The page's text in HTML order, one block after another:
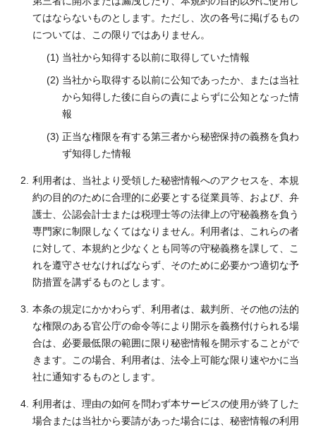
てはならないものとします。ただし、次の各号に掲げるもの
については、この限りではありません。
当社から知得する以前に取得していた情報
当社から取得する以前に公知であったか、または当社
から知得した後に自らの責によらずに公知となった情
報
正当な権限を有する第三者から秘密保持の義務を負わ
ず知得した情報
利用者は、当社より受領した秘密情報へのアクセスを、本規
約の目的のために合理的に必要とする従業員等、および、弁
護士、公認会計士または税理士等の法律上の守秘義務を負う
専門家に制限しなくてはなりません。利用者は、これらの者
に対して、本規約と少なくとも同等の守秘義務を課して、こ
れを遵守させなければならず、そのために必要かつ適切な予
防措置を講ずるものとします。
本条の規定にかかわらず、利用者は、裁判所、その他の法的
な権限のある官公庁の命令等により開示を義務付けられる場
合は、必要最低限の範囲に限り秘密情報を開示することがで
きます。この場合、利用者は、法令上可能な限り速やかに当
社に通知するものとします。
利用者は、理由の如何を問わず本サービスの使用が終了した
場合または当社から要請があった場合には、秘密情報の利用